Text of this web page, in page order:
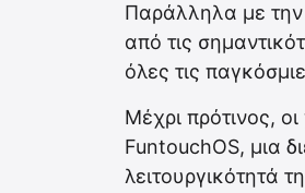
Παράλληλα με
από τις
όλες τις
Μέχρι πρότινος,
FuntouchOS, μια
λειτουργικότητά